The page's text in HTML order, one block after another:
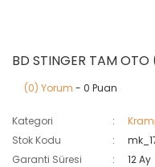
BD STINGER TAM
(0) Yorum - 0 Puan
Kategori
Stok Kodu
Garanti Süresi
12 Ay